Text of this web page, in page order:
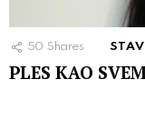
50 Shares STAV
PLES KAO